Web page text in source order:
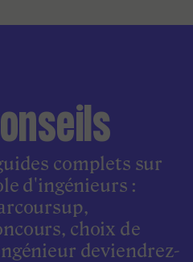
complets sur
d'ingénieurs :
choix de
deviendrez-